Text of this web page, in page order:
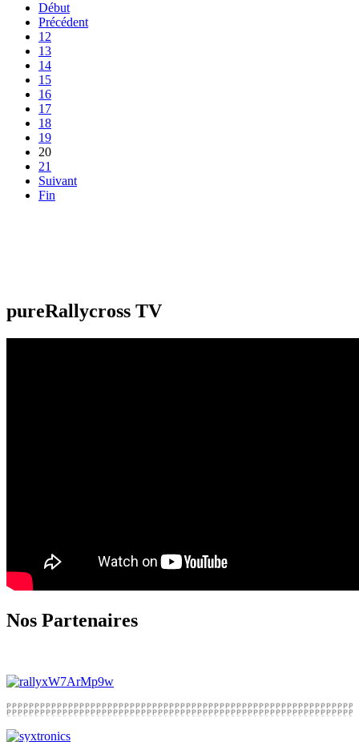
Début
Précédent
12
13
14
15
16
17
18
19
20
21
Suivant
Fin
pureRallycross TV
Nos Partenaires